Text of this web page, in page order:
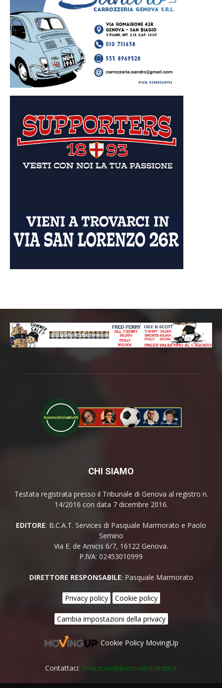
CHI SIAMO
Testata registrata presso il Tribunale di Genova al registro n.
14/2016 con data 7 dicembre 2016.
EDITORE: B.C.A.T. Services di Pasquale Marmorato e Paolo
Semino
Via E. de Amicis 6/7, 16122 Genova.
P.IVA: 02453010999
DIRETTORE RESPONSABILE: Pasquale Marmorato
Privacy policy Cookie policy
Cambia impostazioni della privacy
Cookie Policy MovingUp
Contattaci: redazione@buoncalcioatutti.it